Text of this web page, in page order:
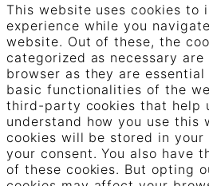
This website uses cookies to
experience while you
website. Out of these, the
categorized as necessary
browser as they are
basic functionalities of the
third-party cookies that help
understand how you use this
cookies will be stored in
your consent. You also have
of these cookies. But opting